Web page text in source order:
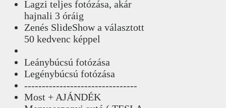
Lagzi teljes fotózása, akár
hajnali 3 óráig
Zenés SlideShow a választott
50 kedvenc képpel
Leánybúcsú fotózása
Legénybúcsú fotózása
--------------------------------
Most + AJÁNDÉK